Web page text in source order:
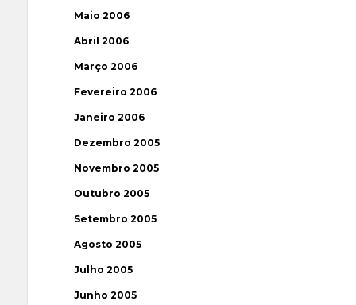
Maio 2006
Abril 2006
Março 2006
Fevereiro 2006
Janeiro 2006
Dezembro 2005
Novembro 2005
Outubro 2005
Setembro 2005
Agosto 2005
Julho 2005
Junho 2005